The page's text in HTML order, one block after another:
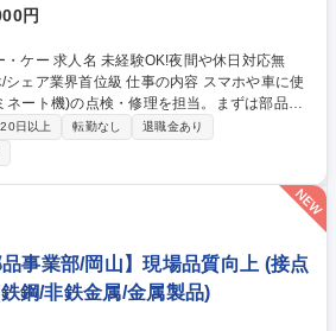
円
間や休日対応無
級 仕事の内容 スマホや車に使
ネート機)の点検・修理を担当。まずは部品の
単なサポートから開始。身近な製品の製造を
も抜群の仕事です 【入社後の流れ】
視確認)からスタート ■先輩のサポート役とし
検に同行 ■慣れてきたら、修理や消耗品の交
育体制：お客様ごとに仕様が異なるため、焦
1年は先輩が必ず同行し、基礎から丁寧に教
す。夜間・休日の呼び出しも一切ありません。
界首位級
日以上 転勤なし
退職金あり
品事業部/岡山】現場品質向上 (接点
鋼/非鉄金属/金属製品)